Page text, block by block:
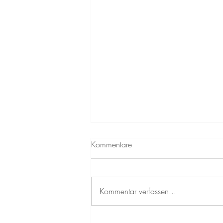
Das schlechte Gewissen beim
schlechtes Gewissen. Statt Erholung
entsteht innerer Druck, produktiv sein
Kommentare
Kommentar verfassen...